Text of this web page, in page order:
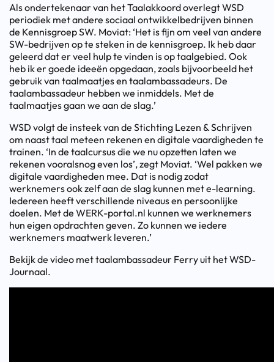
Als ondertekenaar van het Taalakkoord overlegt WSD
periodiek met andere sociaal ontwikkelbedrijven binnen
de Kennisgroep SW. Moviat: ‘Het is fijn om veel van andere
SW-bedrijven op te steken in de kennisgroep. Ik heb daar
geleerd dat er veel hulp te vinden is op taalgebied. Ook
heb ik er goede ideeën opgedaan, zoals bijvoorbeeld het
gebruik van taalmaatjes en taalambassadeurs. De
taalambassadeur hebben we inmiddels. Met de
taalmaatjes gaan we aan de slag.’
WSD volgt de insteek van de Stichting Lezen & Schrijven
om naast taal meteen rekenen en digitale vaardigheden te
trainen. ‘In de taalcursus die we nu opzetten laten we
rekenen vooralsnog even los’, zegt Moviat. ‘Wel pakken we
digitale vaardigheden mee. Dat is nodig zodat
werknemers ook zelf aan de slag kunnen met e-learning.
Iedereen heeft verschillende niveaus en persoonlijke
doelen. Met de WERK-portal.nl kunnen we werknemers
hun eigen opdrachten geven. Zo kunnen we iedere
werknemers maatwerk leveren.’
Bekijk de video met taalambassadeur Ferry uit het WSD-
Journaal.